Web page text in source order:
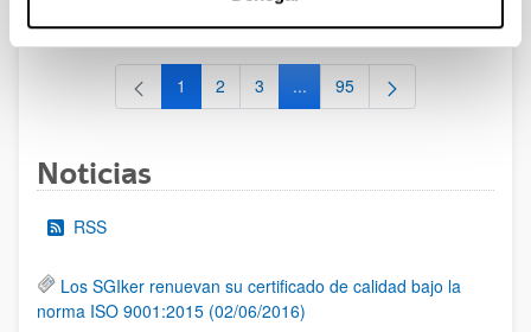
al 30/07/2026 (ambos incluídos)
Página
1 Página
2 Página
3 ...Páginas intermedias Use TAB
Página
95
Noticias
RSS
Los SGIker renuevan su certificado de calidad bajo la
norma ISO 9001:2015 (02/06/2016)